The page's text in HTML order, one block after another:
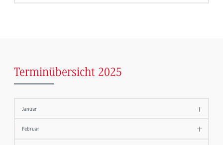
Terminübersicht 2025
Januar
Februar